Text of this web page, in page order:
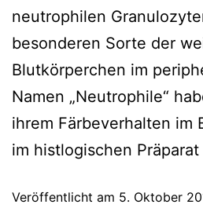
neutrophilen
besonderen Sorte der
Blutkörperchen im
Namen „Neutrophile“
ihrem Färbeverhalten im
im histlogischen
Veröffentlicht am 5. Oktober